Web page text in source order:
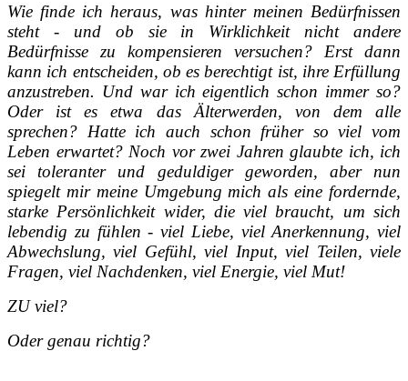
Wie finde ich heraus, was hinter meinen Bedürfnissen
steht - und ob sie in Wirklichkeit nicht andere
Bedürfnisse zu kompensieren versuchen? Erst dann
kann ich entscheiden, ob es berechtigt ist, ihre Erfüllung
anzustreben. Und war ich eigentlich schon immer so?
Oder ist es etwa das Älterwerden, von dem alle
sprechen? Hatte ich auch schon früher so viel vom
Leben erwartet? Noch vor zwei Jahren glaubte ich, ich
sei toleranter und geduldiger geworden, aber nun
spiegelt mir meine Umgebung mich als eine fordernde,
starke Persönlichkeit wider, die viel braucht, um sich
lebendig zu fühlen - viel Liebe, viel Anerkennung, viel
Abwechslung, viel Gefühl, viel Input, viel Teilen, viele
Fragen, viel Nachdenken, viel Energie, viel Mut!
ZU viel?
Oder genau richtig?